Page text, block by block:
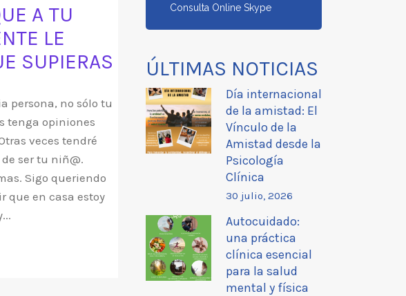
A TU
LE
SUPIERAS
persona, no sólo tu
tenga opiniones
veces tendré
ser tu niñ@.
Sigo queriendo
que en casa estoy
Consulta Online Skype
ÚLTIMAS NOTICIAS
Día internacional
de la amistad: El
Vínculo de la
Amistad desde la
Psicología
Clínica
30 julio, 2026
Autocuidado:
una práctica
clínica esencial
para la salud
mental y física